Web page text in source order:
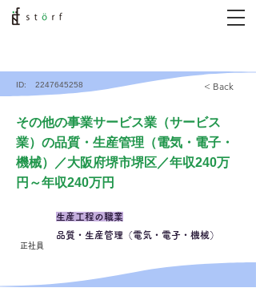
ID: 2247645258 < Back
その他の事業サービス業（サービス
業）の品質・生産管理（電気・電子・
機械）／大阪府堺市堺区／年収240万
円～年収240万円
正社員
生産工程の職業
品質・生産管理（電気・電子・機械）